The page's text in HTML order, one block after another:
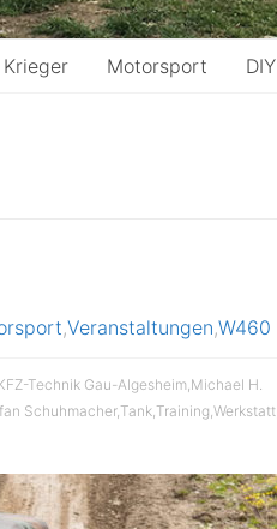
Krieger Motorsport DIY
,Veranstaltungen,W460
Technik Gau-Algesheim Michael H.
Schuhmacher, Tank Training Werkstatt